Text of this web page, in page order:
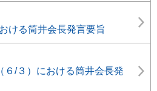
ける筒井会長発言要旨
６/３）における筒井会長発